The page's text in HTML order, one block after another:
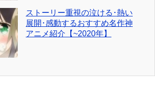
ストーリー重視の泣ける･熱い
展開･感動するおすすめ名作神
アニメ紹介【~2020年】